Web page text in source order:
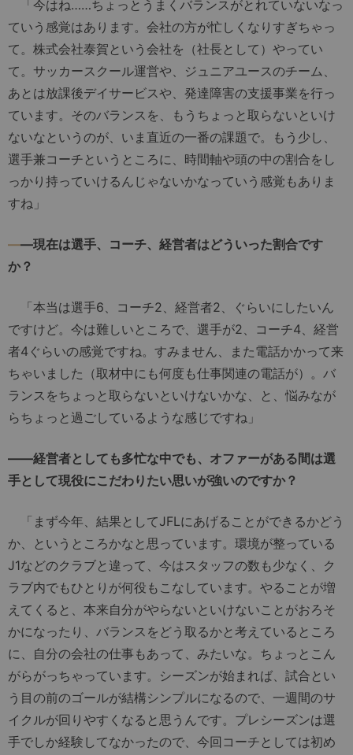
「今はね……ちょっとうまくバランスがとれていないなっ
ていう感覚はあります。会社の方が忙しくなりすぎちゃっ
て。株式会社泰賀という会社を（社長として）やってい
て。サッカースクール運営や、ジュニアユースのチーム、
あとは放課後デイサービスや、発達障害の支援事業を行っ
ています。そのバランスを、もうちょっと取らないといけ
ないなというのが、いま直近の一番の課題で。もう少し、
選手兼コーチというところに、時間軸や頭の中の割合をし
っかり持っていけるんじゃないかなっていう感覚もありま
すね」
――現在は選手、コーチ、経営者はどういった割合です
か？
「本当は選手6、コーチ2、経営者2、ぐらいにしたいん
ですけど。今は難しいところで、選手が2、コーチ4、経営
者4ぐらいの感覚ですね。すみません、また電話かかって来
ちゃいました（取材中にも何度も仕事関連の電話が）。バ
ランスをちょっと取らないといけないかな、と、悩みなが
らちょっと過ごしているような感じですね」
――経営者としても多忙な中でも、オファーがある間は選
手として現役にこだわりたい思いが強いのですか？
「まず今年、結果としてJFLにあげることができるかどう
か、というところかなと思っています。環境が整っている
J1などのクラブと違って、今はスタッフの数も少なく、ク
ラブ内でもひとりが何役もこなしています。やることが増
えてくると、本来自分がやらないといけないことがおろそ
かになったり、バランスをどう取るかと考えているところ
に、自分の会社の仕事もあって、みたいな。ちょっとこん
がらがっちゃっています。シーズンが始まれば、試合とい
う目の前のゴールが結構シンプルになるので、一週間のサ
イクルが回りやすくなると思うんです。プレシーズンは選
手でしか経験してなかったので、今回コーチとしては初め